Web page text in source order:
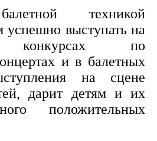
техникой
успешно выступать на
конкурсах по
и в балетных
на сцене
дарит детям и их
положительных